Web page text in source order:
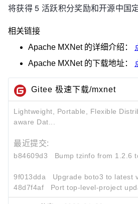
将获得 5 活跃积分奖励和开源中国
相关链接
Apache MXNet的详细介绍：
Apache MXNet的下载地址：
Gitee 极速下载/mxnet
Lightweight, Portable, Flexible
aware Dat...
最近提交:
b84609d3
Bump tzinfo from 1.2.6
9f013dda
Upgrade boto3 to latest
48d7f4af
Port top-level-project